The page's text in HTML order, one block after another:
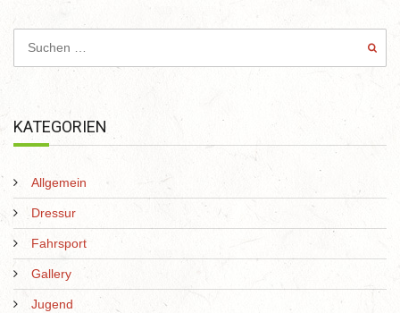
KATEGORIEN
Allgemein
Dressur
Fahrsport
Gallery
Jugend